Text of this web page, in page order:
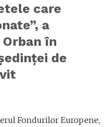
care
a
în
de
Fondurilor Europene,